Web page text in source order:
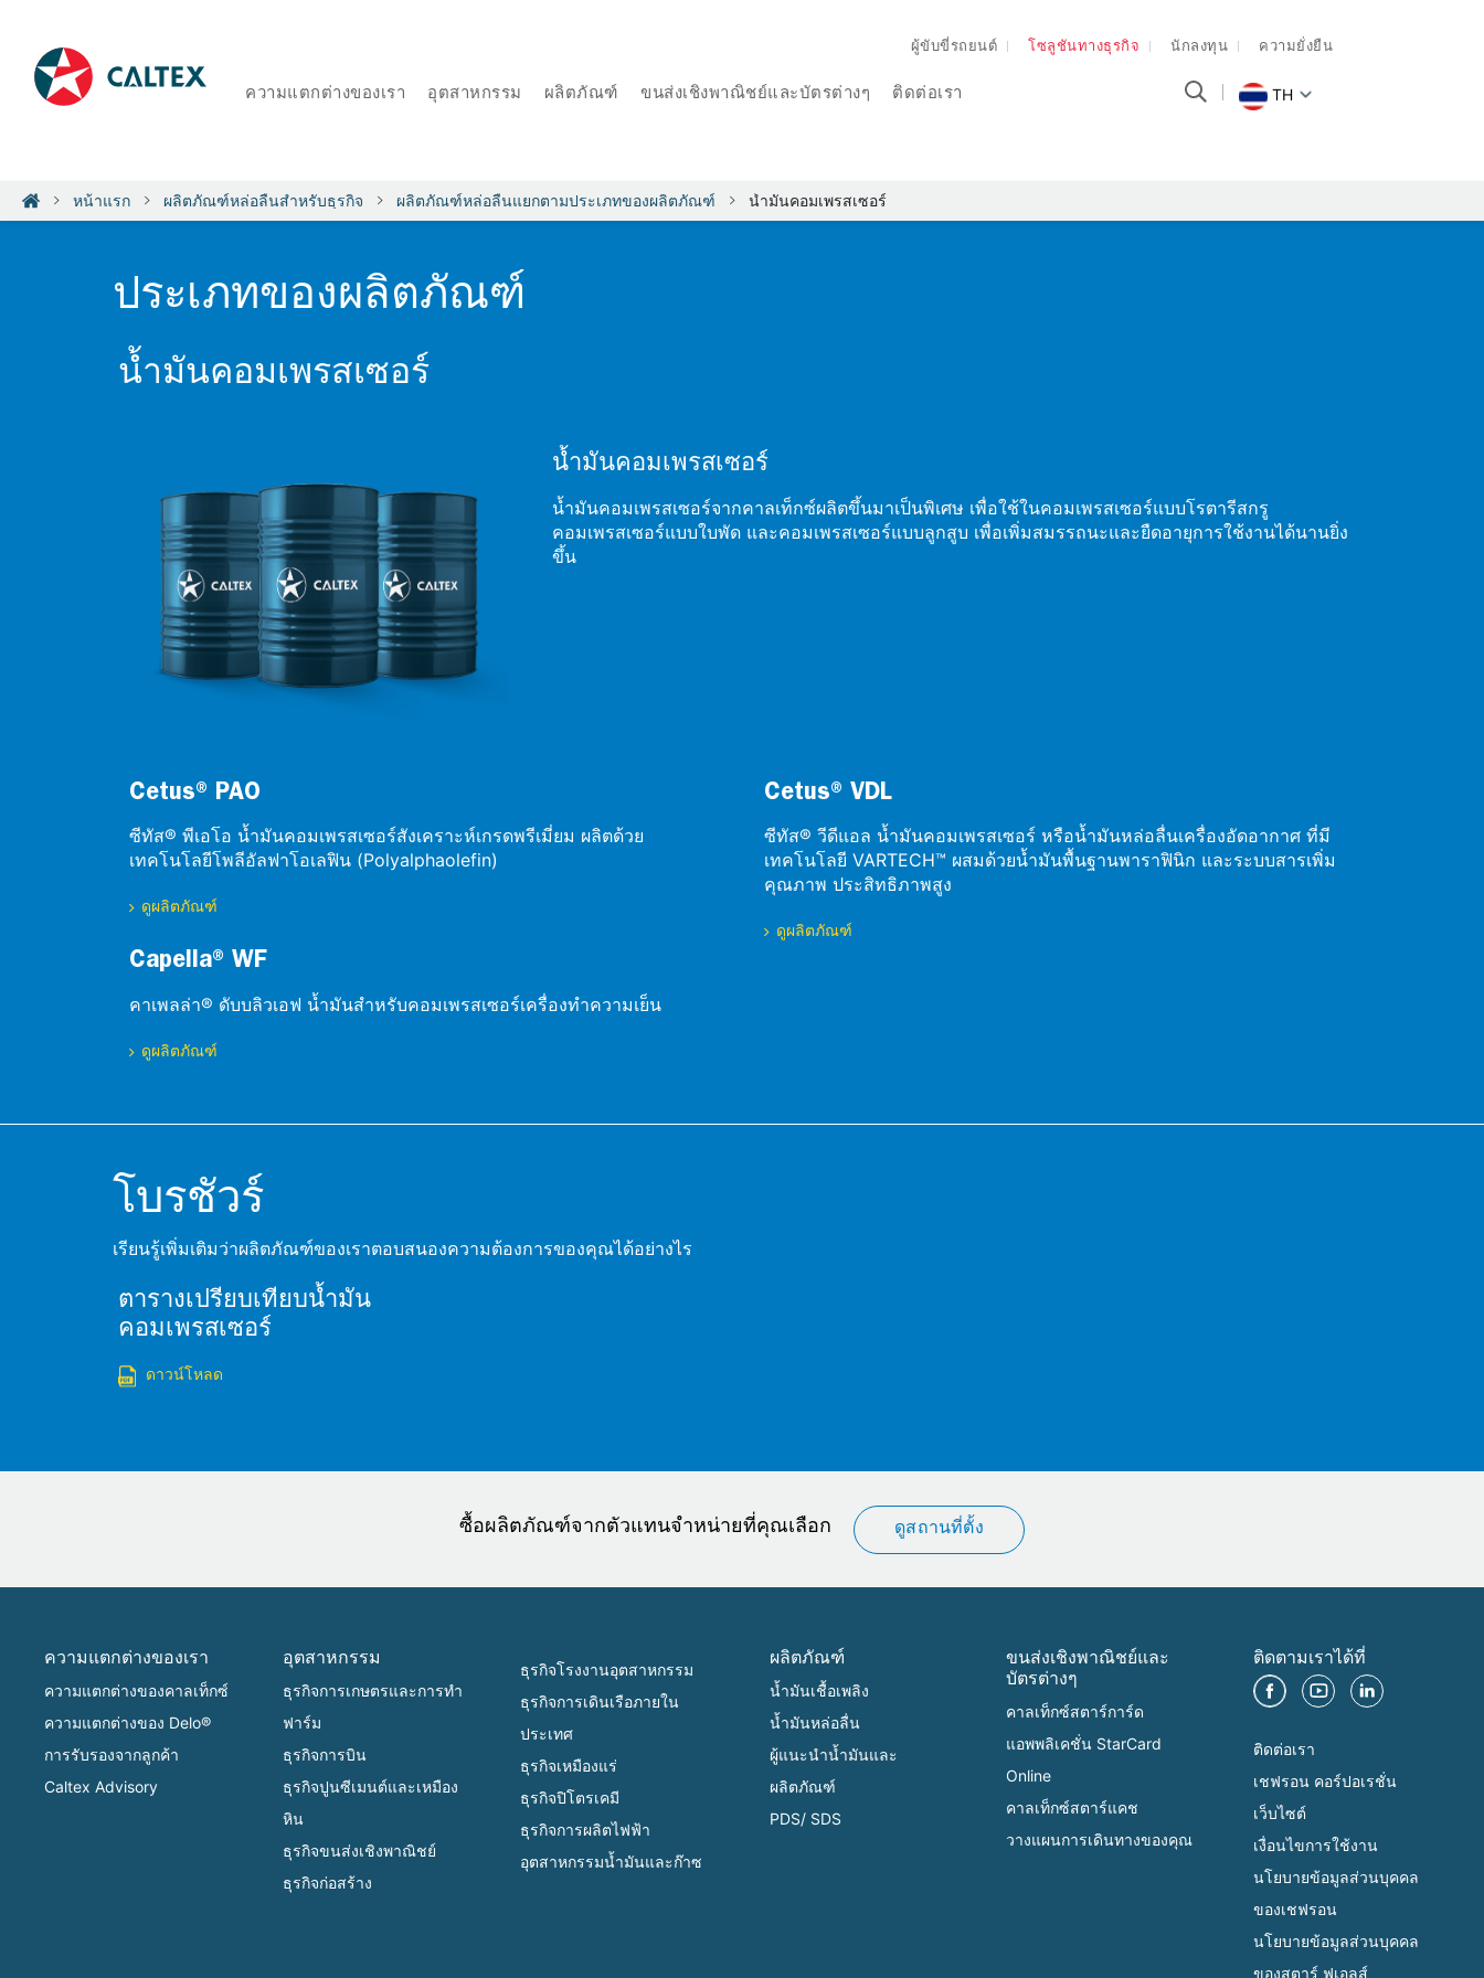
ผู้ขับขี่รถยนต์ โซลูชันทางธุรกิจ นักลงทุน ความยั่งยืน
ความแตกต่างของเรา อุตสาหกรรม ผลิตภัณฑ์ ขนส่งเชิงพาณิชย์และบัตรต่างๆ ติดต่อเรา TH
หน้าแรก ผลิตภัณฑ์หล่อลื่นสำหรับธุรกิจ ผลิตภัณฑ์หล่อลื่นแยกตามประเภทของผลิตภัณฑ์ น้ำมันคอมเพรสเซอร์
ประเภทของผลิตภัณฑ์
น้ำมันคอมเพรสเซอร์
น้ำมันคอมเพรสเซอร์
น้ำมันคอมเพรสเซอร์จากคาลเท็กซ์ผลิตขึ้นมาเป็นพิเศษ เพื่อใช้ในคอมเพรสเซอร์แบบโรตารีสกรู
คอมเพรสเซอร์แบบใบพัด และคอมเพรสเซอร์แบบลูกสูบ เพื่อเพิ่มสมรรถนะและยืดอายุการใช้งานได้นานยิ่ง
ขึ้น
Cetus® PAO
ซีทัส® พีเอโอ น้ำมันคอมเพรสเซอร์สังเคราะห์เกรดพรีเมี่ยม ผลิตด้วย
เทคโนโลยีโพลีอัลฟาโอเลฟิน (Polyalphaolefin)
ดูผลิตภัณฑ์
Cetus® VDL
ซีทัส® วีดีแอล น้ำมันคอมเพรสเซอร์ หรือน้ำมันหล่อลื่นเครื่องอัดอากาศ ที่มี
เทคโนโลยี VARTECH™ ผสมด้วยน้ำมันพื้นฐานพาราฟินิก และระบบสารเพิ่ม
คุณภาพ ประสิทธิภาพสูง
ดูผลิตภัณฑ์
Capella® WF
คาเพลล่า® ดับบลิวเอฟ น้ำมันสำหรับคอมเพรสเซอร์เครื่องทำความเย็น
ดูผลิตภัณฑ์
โบรชัวร์
เรียนรู้เพิ่มเติมว่าผลิตภัณฑ์ของเราตอบสนองความต้องการของคุณได้อย่างไร
ตารางเปรียบเทียบน้ำมัน
คอมเพรสเซอร์
ดาวน์โหลด
ซื้อผลิตภัณฑ์จากตัวแทนจำหน่ายที่คุณเลือก ดูสถานที่ตั้ง
ความแตกต่างของเรา
ความแตกต่างของคาลเท็กซ์
ความแตกต่างของ Delo®
การรับรองจากลูกค้า
Caltex Advisory
อุตสาหกรรม
ธุรกิจการเกษตรและการทำ
ฟาร์ม
ธุรกิจการบิน
ธุรกิจปูนซีเมนต์และเหมือง
หิน
ธุรกิจขนส่งเชิงพาณิชย์
ธุรกิจก่อสร้าง
ธุรกิจโรงงานอุตสาหกรรม
ธุรกิจการเดินเรือภายใน
ประเทศ
ธุรกิจเหมืองแร่
ธุรกิจปิโตรเคมี
ธุรกิจการผลิตไฟฟ้า
อุตสาหกรรมน้ำมันและก๊าซ
ผลิตภัณฑ์
น้ำมันเชื้อเพลิง
น้ำมันหล่อลื่น
ผู้แนะนำน้ำมันและ
ผลิตภัณฑ์
PDS/ SDS
ขนส่งเชิงพาณิชย์และ
บัตรต่างๆ
คาลเท็กซ์สตาร์การ์ด
แอพพลิเคชั่น StarCard
Online
คาลเท็กซ์สตาร์แคช
วางแผนการเดินทางของคุณ
ติดตามเราได้ที่
ติดต่อเรา
เชฟรอน คอร์ปอเรชั่น
เว็บไซต์
เงื่อนไขการใช้งาน
นโยบายข้อมูลส่วนบุคคล
ของเชฟรอน
นโยบายข้อมูลส่วนบุคคล
ของสตาร์ ฟูเอลส์